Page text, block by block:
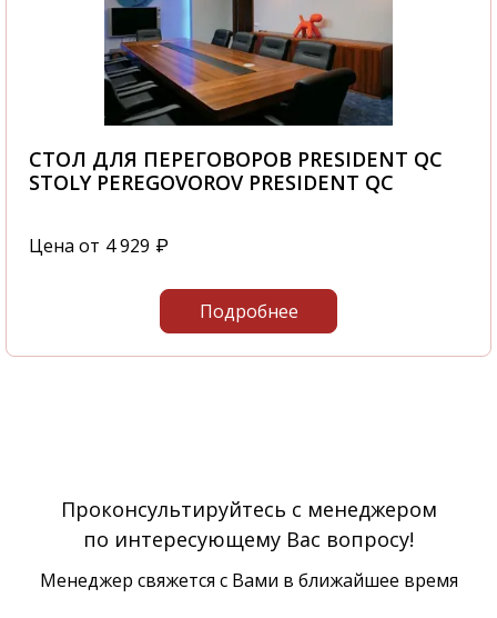
СТОЛ ДЛЯ ПЕРЕГОВОРОВ PRESIDENT QC
STOLY PEREGOVOROV PRESIDENT QC
Цена от 4 929 ₽
Подробнее
Проконсультируйтесь с менеджером
по интересующему Вас вопросу!
Менеджер свяжется с Вами в ближайшее время